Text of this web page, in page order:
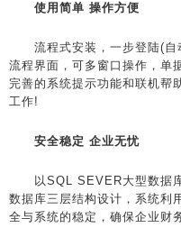
使用简单 操作方便
流程式安装，一步登陆(自
流程界面，可多窗口操作，单
完善的系统提示功能和联机帮
工作!
安全稳定 企业无忧
以SQL SEVER大型数据库
数据库三层结构设计，系统利
全与系统的稳定，确保企业财